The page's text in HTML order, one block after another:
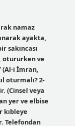
namaz
anarak ayakta,
sakıncası
otururken ve
(Al-i İmran,
oturmalı? 2-
(Cinsel veya
yer ve elbise
kıbleye
Telefondan